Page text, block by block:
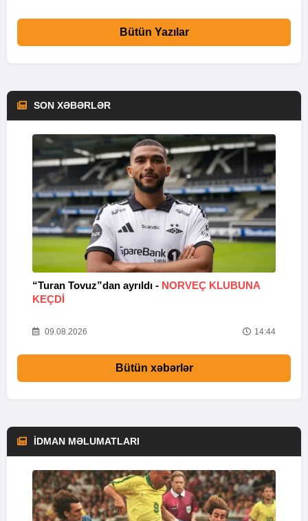
Bütün Yazılar
SON XƏBƏRLƏR
“Turan Tovuz”dan ayrıldı - NORVEÇ KLUBUNA
KEÇDİ
09.08.2026 14:44
Bütün xəbərlər
İDMAN MƏLUMATLARI